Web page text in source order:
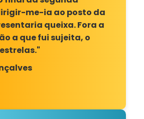
me-ia ao posto da
queixa. Fora a
a que fui sujeita, o